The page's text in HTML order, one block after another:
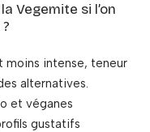
Vegemite si l’on
moins intense, teneur
alternatives.
et véganes
gustatifs